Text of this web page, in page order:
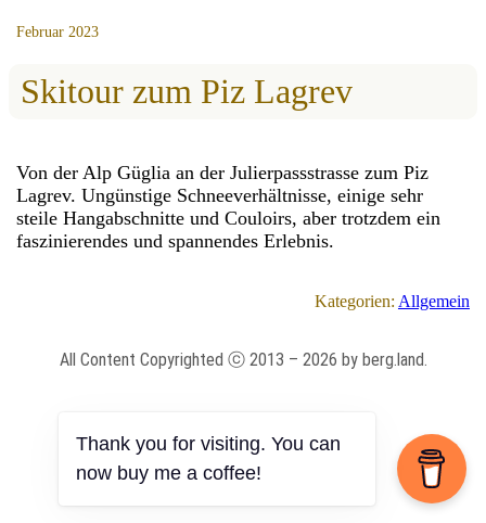
Februar 2023
Skitour zum Piz Lagrev
Von der Alp Güglia an der Julierpassstrasse zum Piz
Lagrev. Ungünstige Schneeverhältnisse, einige sehr
steile Hangabschnitte und Couloirs, aber trotzdem ein
faszinierendes und spannendes Erlebnis.
Kategorien: Allgemein
All Content Copyrighted ⓒ 2013 – 2026 by berg.land.
Thank you for visiting. You can
now buy me a coffee!